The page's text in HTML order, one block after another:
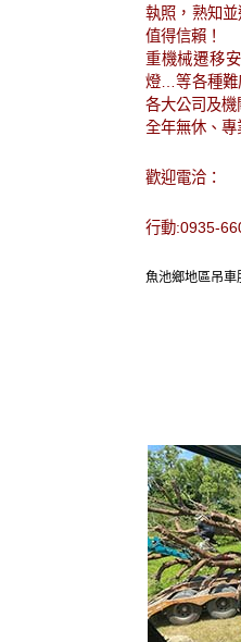
執照，熟知
值得信賴！
重機械遷移
燈…等各種難
各大公司及
全年無休、
歡迎電洽：
行動:0935-
魚池鄉地區吊